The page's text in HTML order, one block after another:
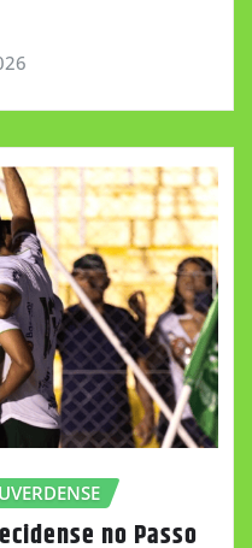
no Passo